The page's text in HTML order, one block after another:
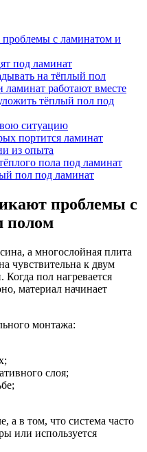
с ламинатом и
под ламинат
на тёплый пол
ламинат работают вместе
тёплый пол под
ситуацию
портится ламинат
из опыта
пола под ламинат
пол под ламинат
проблемы с
полом
а многослойная плита
чувствительна к двум
пол нагревается
материал начинает
монтажа:
слоя;
а в том, что система часто
или используется